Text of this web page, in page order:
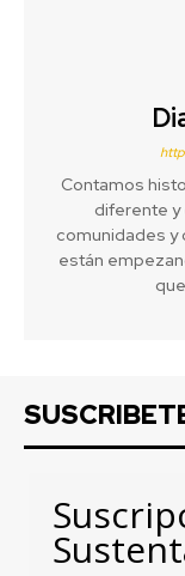
Contamos
diferente y
comunidades y
están